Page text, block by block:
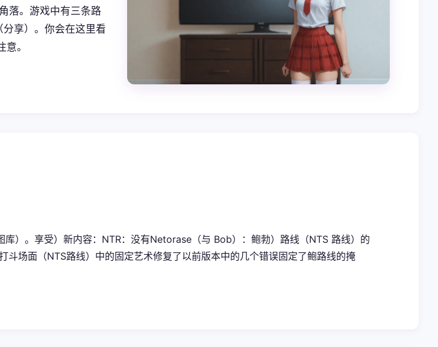
落。游戏中有三条路
享）。你会在这里看
。
库）。享受）新内容：NTR：没有Netorase（与 Bob）：鲍勃）路线（NTS 路线）的
斗场面（NTS路线）中的固定艺术修复了以前版本中的几个错误固定了鲍路线的掩